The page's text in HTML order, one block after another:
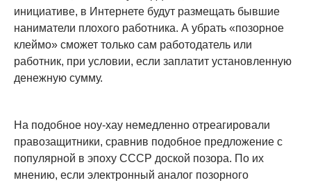
инициативе, в Интернете будут размещать бывшие
наниматели плохого работника. А убрать «позорное
клеймо» сможет только сам работодатель или
работник, при условии, если заплатит установленную
денежную сумму.
На подобное ноу-хау немедленно отреагировали
правозащитники, сравнив подобное предложение с
популярной в эпоху СССР доской позора. По их
мнению, если электронный аналог позорного